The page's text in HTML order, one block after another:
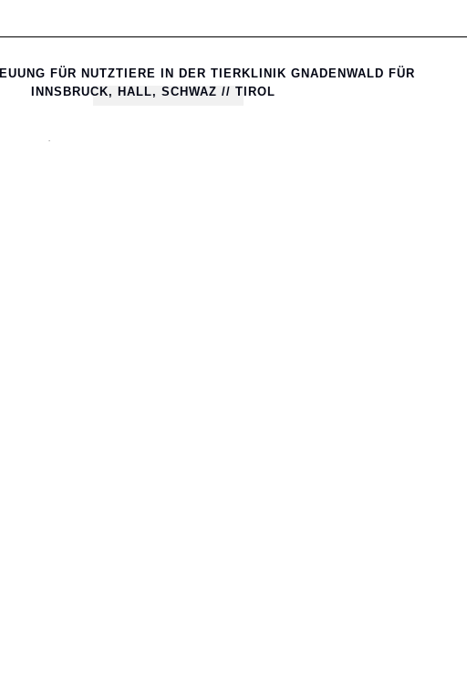
FÜR NUTZTIERE IN DER TIERKLINIK GNADENWALD FÜR
INNSBRUCK, HALL, SCHWAZ // TIROL